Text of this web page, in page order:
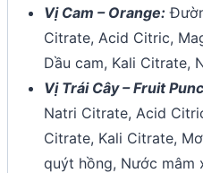
Vị Cam – Orange:
Citrate, Acid Citric,
Dầu cam, Kali Citrate,
Vị Trái Cây – Fruit
Natri Citrate, Acid
Citrate, Kali Citrate,
quýt hồng, Nước mâm